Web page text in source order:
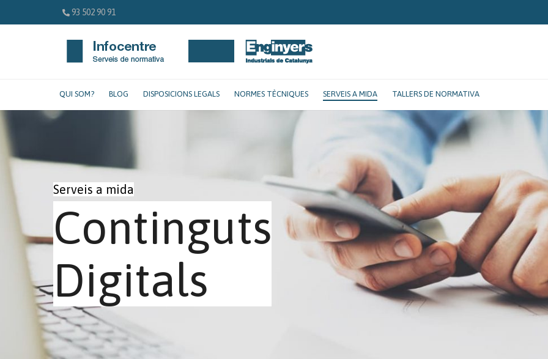
93 502 90 91
QUI SOM? BLOG DISPOSICIONS LEGALS NORMES TÈCNIQUES SERVEIS A MIDA TALLERS DE NORMATIVA
Continguts
Digitals
Serveis a mida